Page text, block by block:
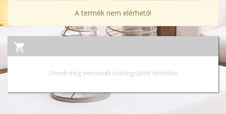
A termék nem elérhető!
Önnek még nincsenek összegyűjtött termékei